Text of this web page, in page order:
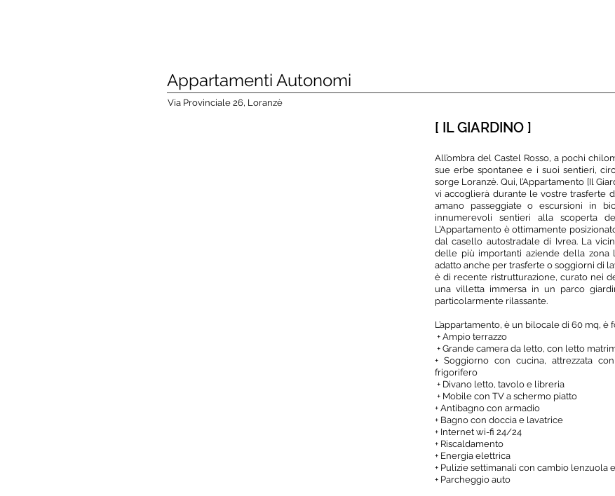
Appartamenti Autonomi
Via Provinciale 26, Loranzè
[ IL GIARDINO ]
All’ombra del Castel Rosso, a pochi
sue erbe spontanee e i suoi sentieri,
sorge Loranzè. Qui, l’Appartamento [Il
vi accoglierà durante le vostre trasferte
amano passeggiate o escursioni in
innumerevoli sentieri alla scoperta
L’Appartamento è ottimamente
dal casello autostradale di Ivrea. La
delle più importanti aziende della zona
adatto anche per trasferte o soggiorni di
è di recente ristrutturazione, curato nei
una villetta immersa in un parco
particolarmente rilassante.
L’appartamento, è un bilocale di 60 mq, è
+ Ampio terrazzo
+ Grande camera da letto, con letto
+ Soggiorno con cucina, attrezzata
frigorifero
+ Divano letto, tavolo e libreria
+ Mobile con TV a schermo piatto
+ Antibagno con armadio
+ Bagno con doccia e lavatrice
+ Internet wi-fi 24/24
+ Riscaldamento
+ Energia elettrica
+ Pulizie settimanali con cambio lenzuola
+ Parcheggio auto